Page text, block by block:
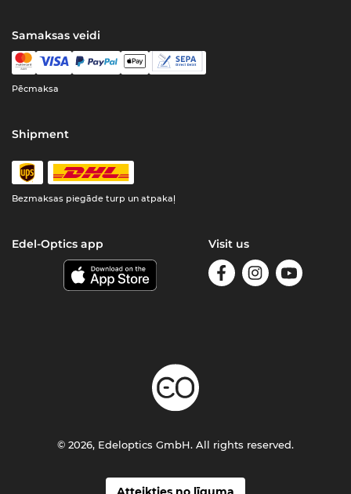
Samaksas veidi
Pēcmaksa
Shipment
Bezmaksas piegāde turp un atpakaļ
Edel-Optics app Visit us
© 2026, Edeloptics GmbH. All rights reserved.